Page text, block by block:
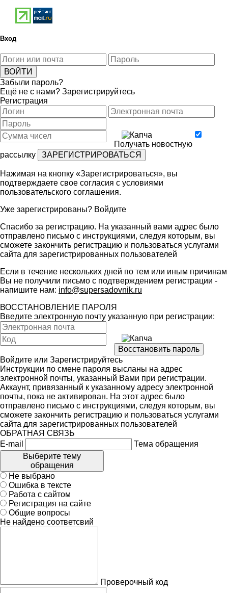
Вход
Забыли пароль?
Ещё не с нами? Зарегистрируйтесь
Регистрация
Получать новостную
рассылку
Нажимая на кнопку «Зарегистрироваться», вы
подтверждаете свое согласия с условиями
пользовательского соглашения.
Уже зарегистрированы? Войдите
Спасибо за регистрацию. На указанный вами адрес было
отправлено письмо с инструкциями, следуя которым, вы
сможете закончить регистрацию и пользоваться услугами
сайта для зарегистрированных пользователей
Если в течение нескольких дней по тем или иным причинам
Вы не получили письмо с подтверждением регистрации -
напишите нам: info@supersadovnik.ru
ВОССТАНОВЛЕНИЕ ПАРОЛЯ
Введите электронную почту указанную при регистрации:
Войдите или Зарегистрируйтесь
Инструкции по смене пароля высланы на адрес
электронной почты, указанный Вами при регистрации.
Аккаунт, привязанный к указанному адресу электронной
почты, пока не активирован. На этот адрес было
отправлено письмо с инструкциями, следуя которым, вы
сможете закончить регистрацию и пользоваться услугами
сайта для зарегистрированных пользователей
ОБРАТНАЯ СВЯЗЬ
E-mail
Тема обращения
Выберите тему
обращения
Не выбрано
Ошибка в тексте
Работа с сайтом
Регистрация на сайте
Общие вопросы
Не найдено соответсвий
Проверочный код